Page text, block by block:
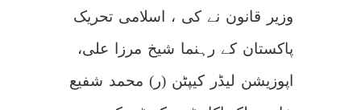
وزیر قانون نے کی ، اسلامی تحریک
پاکستان کے رہنما شیخ مرزا علی،
اپوزیشن لیڈر کیپٹن (ر) محمد شفیع